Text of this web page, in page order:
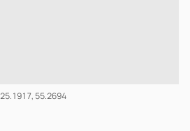
25.1917, 55.2694